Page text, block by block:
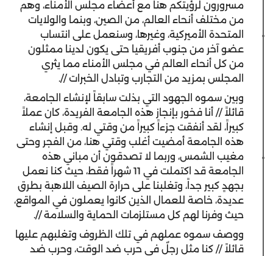
مسرورون لرؤيتكم هنا مع أعضاء مجلس الأمناء، وهم
من مختلف أنحاء العالم، من الصين، وبنما والولايات
المتحدة الأميركية، وغيرها، وسنعمل على انتساب
عضو آخر من جنوب أفريقيا حتى يكون لدينا ممثلون
من كل أنحاء العالم في مجلس الأمناء مما يثري
المجلس بمزيد من التجارب وتبادل الخبرات //.
وبين سموه الجهود التي بذلت سابقاً لإنشاء الجامعة،
قائلاً // أنا فخور بإنجاز هذه الجامعة الفريدة، كان عملاً
كبيراً، لقد أنفقت جزءاً كبيراً من وقتي له. وقبل إنشاء
هذه الجامعة أمضيت أغلب وقتي هنا، من الفجر وحتى
مغيب الشمس، وربما لا تصدقون أن مباني هذه
الجامعة قد اكتملت في 11 شهراً فقط، حيث كنا نعمل
بجهدٍ كبير جداً، وتغلبنا على حرارة الصيف اللاهبة بطرق
عديدة، خاصة للعمال الذين كانوا يعملون في المواقع،
حيث وفرنا لهم كل مستلزمات الحماية والسلامة //.
ووصف سموه عملهم في تلك الظروف وتغلبهم عليها
قائلاً // كنا مثل رجلٌ في حرب ضد الوقت، وحرب ضد